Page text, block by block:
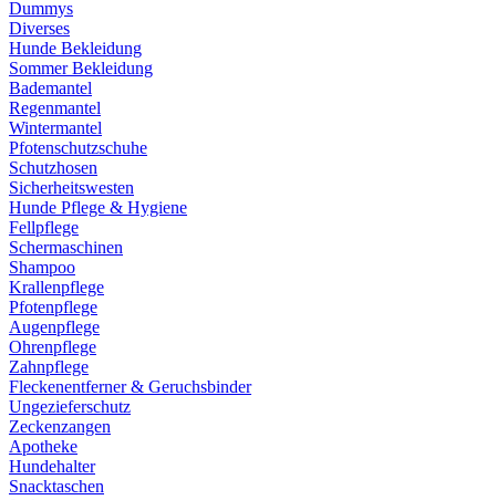
Dummys
Diverses
Hunde Bekleidung
Sommer Bekleidung
Bademantel
Regenmantel
Wintermantel
Pfotenschutzschuhe
Schutzhosen
Sicherheitswesten
Hunde Pflege & Hygiene
Fellpflege
Schermaschinen
Shampoo
Krallenpflege
Pfotenpflege
Augenpflege
Ohrenpflege
Zahnpflege
Fleckenentferner & Geruchsbinder
Ungezieferschutz
Zeckenzangen
Apotheke
Hundehalter
Snacktaschen